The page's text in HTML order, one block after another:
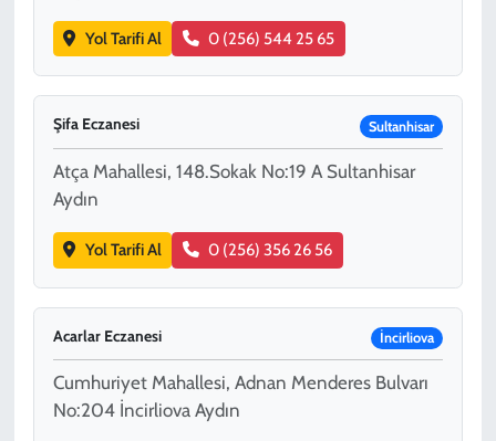
Yol Tarifi Al 0 (256) 544 25 65
Şifa Eczanesi Sultanhisar
Atça Mahallesi, 148.Sokak No:19 A Sultanhisar
Aydın
Yol Tarifi Al 0 (256) 356 26 56
Acarlar Eczanesi İncirliova
Cumhuriyet Mahallesi, Adnan Menderes Bulvarı
No:204 İncirliova Aydın